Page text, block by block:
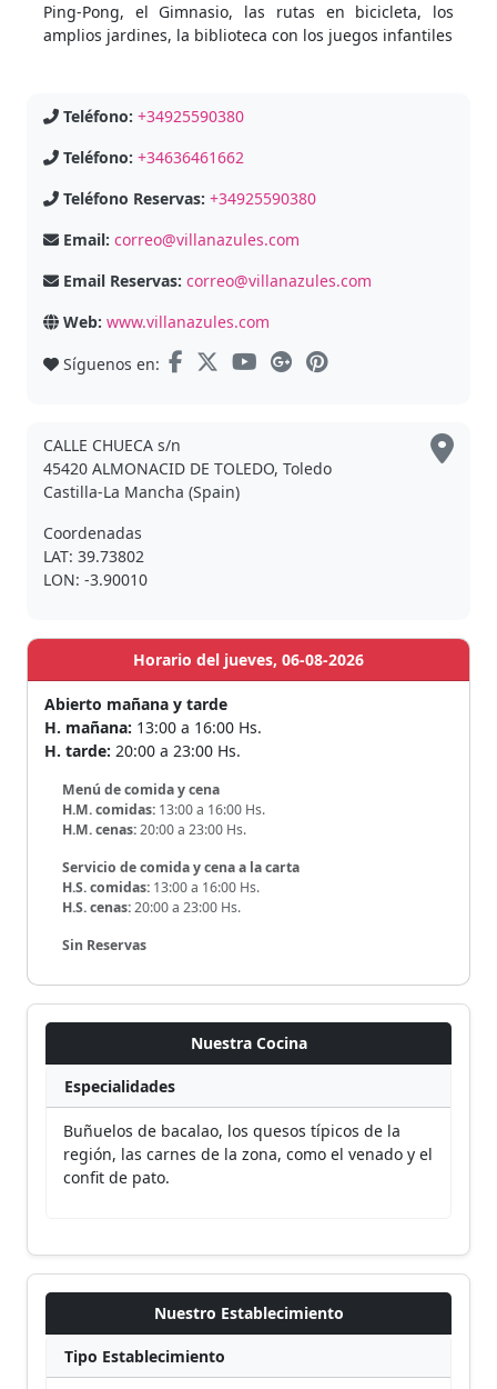
Ping-Pong, el Gimnasio, las rutas en bicicleta, los
amplios jardines, la biblioteca con los juegos infantiles
Teléfono: +34925590380
Teléfono: +34636461662
Teléfono Reservas: +34925590380
Email: correo@villanazules.com
Email Reservas: correo@villanazules.com
Web: www.villanazules.com
Síguenos en:
CALLE CHUECA s/n
45420 ALMONACID DE TOLEDO, Toledo
Castilla-La Mancha (Spain)
Coordenadas
LAT: 39.73802
LON: -3.90010
Horario del jueves, 06-08-2026
Abierto mañana y tarde
H. mañana: 13:00 a 16:00 Hs.
H. tarde: 20:00 a 23:00 Hs.
Menú de comida y cena
H.M. comidas: 13:00 a 16:00 Hs.
H.M. cenas:20:00 a 23:00 Hs.
Servicio de comida y cena a la carta
H.S. comidas: 13:00 a 16:00 Hs.
H.S. cenas:20:00 a 23:00 Hs.
Sin Reservas
Nuestra Cocina
Especialidades
Buñuelos de bacalao, los quesos típicos de la
región, las carnes de la zona, como el venado y el
confit de pato.
Nuestro Establecimiento
Tipo Establecimiento